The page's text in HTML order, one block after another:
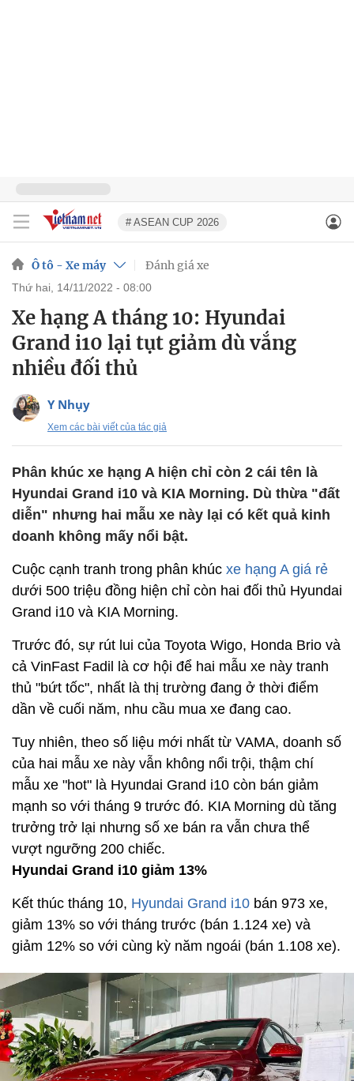
# ASEAN CUP 2026
Ô tô - Xe máy Đánh giá xe
thứ hai, 14/11/2022 - 08:00
Xe hạng A tháng 10: Hyundai
Grand i10 lại tụt giảm dù vắng
nhiều đối thủ
Y Nhụy
Xem các bài viết của tác giả
Phân khúc xe hạng A hiện chỉ còn 2 cái tên là
Hyundai Grand i10 và KIA Morning. Dù thừa "đất
diễn" nhưng hai mẫu xe này lại có kết quả kinh
doanh không mấy nổi bật.
Cuộc cạnh tranh trong phân khúc xe hạng A giá rẻ
dưới 500 triệu đồng hiện chỉ còn hai đối thủ Hyundai
Grand i10 và KIA Morning.
Trước đó, sự rút lui của Toyota Wigo, Honda Brio và
cả VinFast Fadil là cơ hội để hai mẫu xe này tranh
thủ "bứt tốc", nhất là thị trường đang ở thời điểm
dần về cuối năm, nhu cầu mua xe đang cao.
Tuy nhiên, theo số liệu mới nhất từ VAMA, doanh số
của hai mẫu xe này vẫn không nổi trội, thậm chí
mẫu xe "hot" là Hyundai Grand i10 còn bán giảm
mạnh so với tháng 9 trước đó. KIA Morning dù tăng
trưởng trở lại nhưng số xe bán ra vẫn chưa thể
vượt ngưỡng 200 chiếc.
Hyundai Grand i10 giảm 13%
Kết thúc tháng 10, Hyundai Grand i10 bán 973 xe,
giảm 13% so với tháng trước (bán 1.124 xe) và
giảm 12% so với cùng kỳ năm ngoái (bán 1.108 xe).